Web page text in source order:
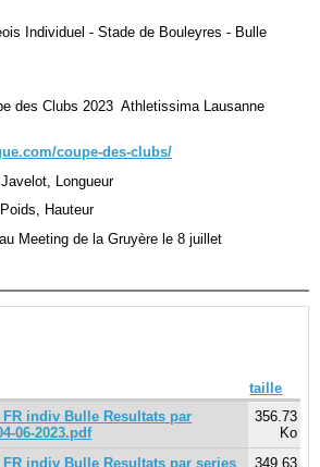
de session
Mot de passe:
mot de passe
Individuel - Stade de Bouleyres - Bulle
des Clubs 2023 Athletissima Lausanne
coupe-des-clubs/
Longueur
Hauteur
Meeting de la Gruyère le 8 juillet
taille
indiv Bulle Resultats par
06-2023.pdf
356.73
Ko
indiv Bulle Resultats par series
349.63